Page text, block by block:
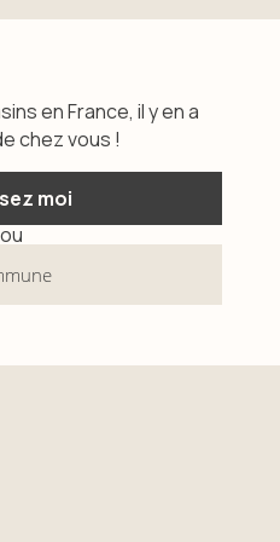
en France, il y en a
chez vous !
moi
moi
ou